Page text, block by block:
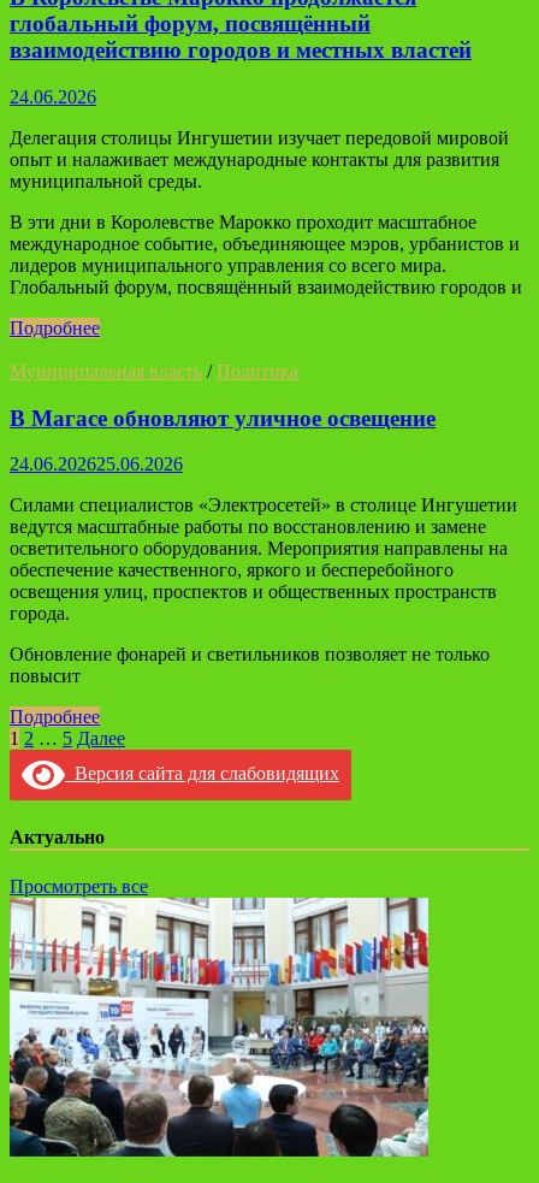
глобальный форум, посвящённый
взаимодействию городов и местных властей
24.06.2026
Делегация столицы Ингушетии изучает передовой мировой
опыт и налаживает международные контакты для развития
муниципальной среды.
В эти дни в Королевстве Марокко проходит масштабное
международное событие, объединяющее мэров, урбанистов и
лидеров муниципального управления со всего мира.
Глобальный форум, посвящённый взаимодействию городов и
Подробнее
Муниципальная власть /Политика
В Магасе обновляют уличное освещение
24.06.202625.06.2026
Силами специалистов «Электросетей» в столице Ингушетии
ведутся масштабные работы по восстановлению и замене
осветительного оборудования. Мероприятия направлены на
обеспечение качественного, яркого и бесперебойного
освещения улиц, проспектов и общественных пространств
города.
Обновление фонарей и светильников позволяет не только
повысит
Подробнее
Навигация
по
записям
1 2 … 5 Далее
Версия сайта для слабовидящих
Актуально
Просмотреть все